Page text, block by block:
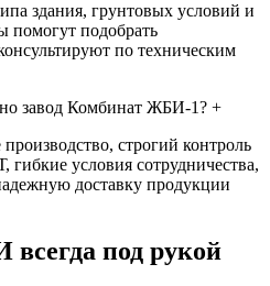
здания, грунтовых условий и
помогут подобрать
по техническим
завод Комбинат ЖБИ-1? +
строгий контроль
гибкие условия сотрудничества,
доставку продукции
всегда под рукой